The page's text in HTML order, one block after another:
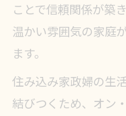
ことで信頼関係が築
温かい雰囲気の家庭
ます。
住み込み家政婦の生
結びつくため、オン